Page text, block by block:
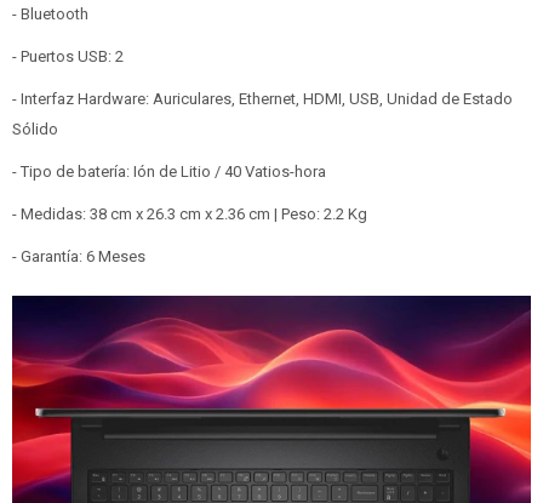
- Bluetooth
- Puertos USB: 2
- Interfaz Hardware: Auriculares, Ethernet, HDMI, USB, Unidad de Estado
Sólido
- Tipo de batería: Ión de Litio / 40 Vatios-hora
- Medidas: 38 cm x 26.3 cm x 2.36 cm | Peso: 2.2 Kg
- Garantía: 6 Meses